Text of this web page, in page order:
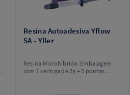
Resina Autoadesiva Yflow
SA - Yller
Resina Microhíbrida. Embalagem
com 1 seringa de 2g + 5 pontas